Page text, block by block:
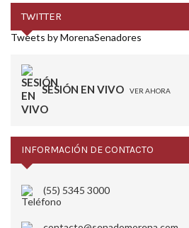
TWITTER
Tweets by MorenaSenadores
SESIÓN EN VIVO VER AHORA
INFORMACIÓN DE CONTACTO
(55) 5345 3000